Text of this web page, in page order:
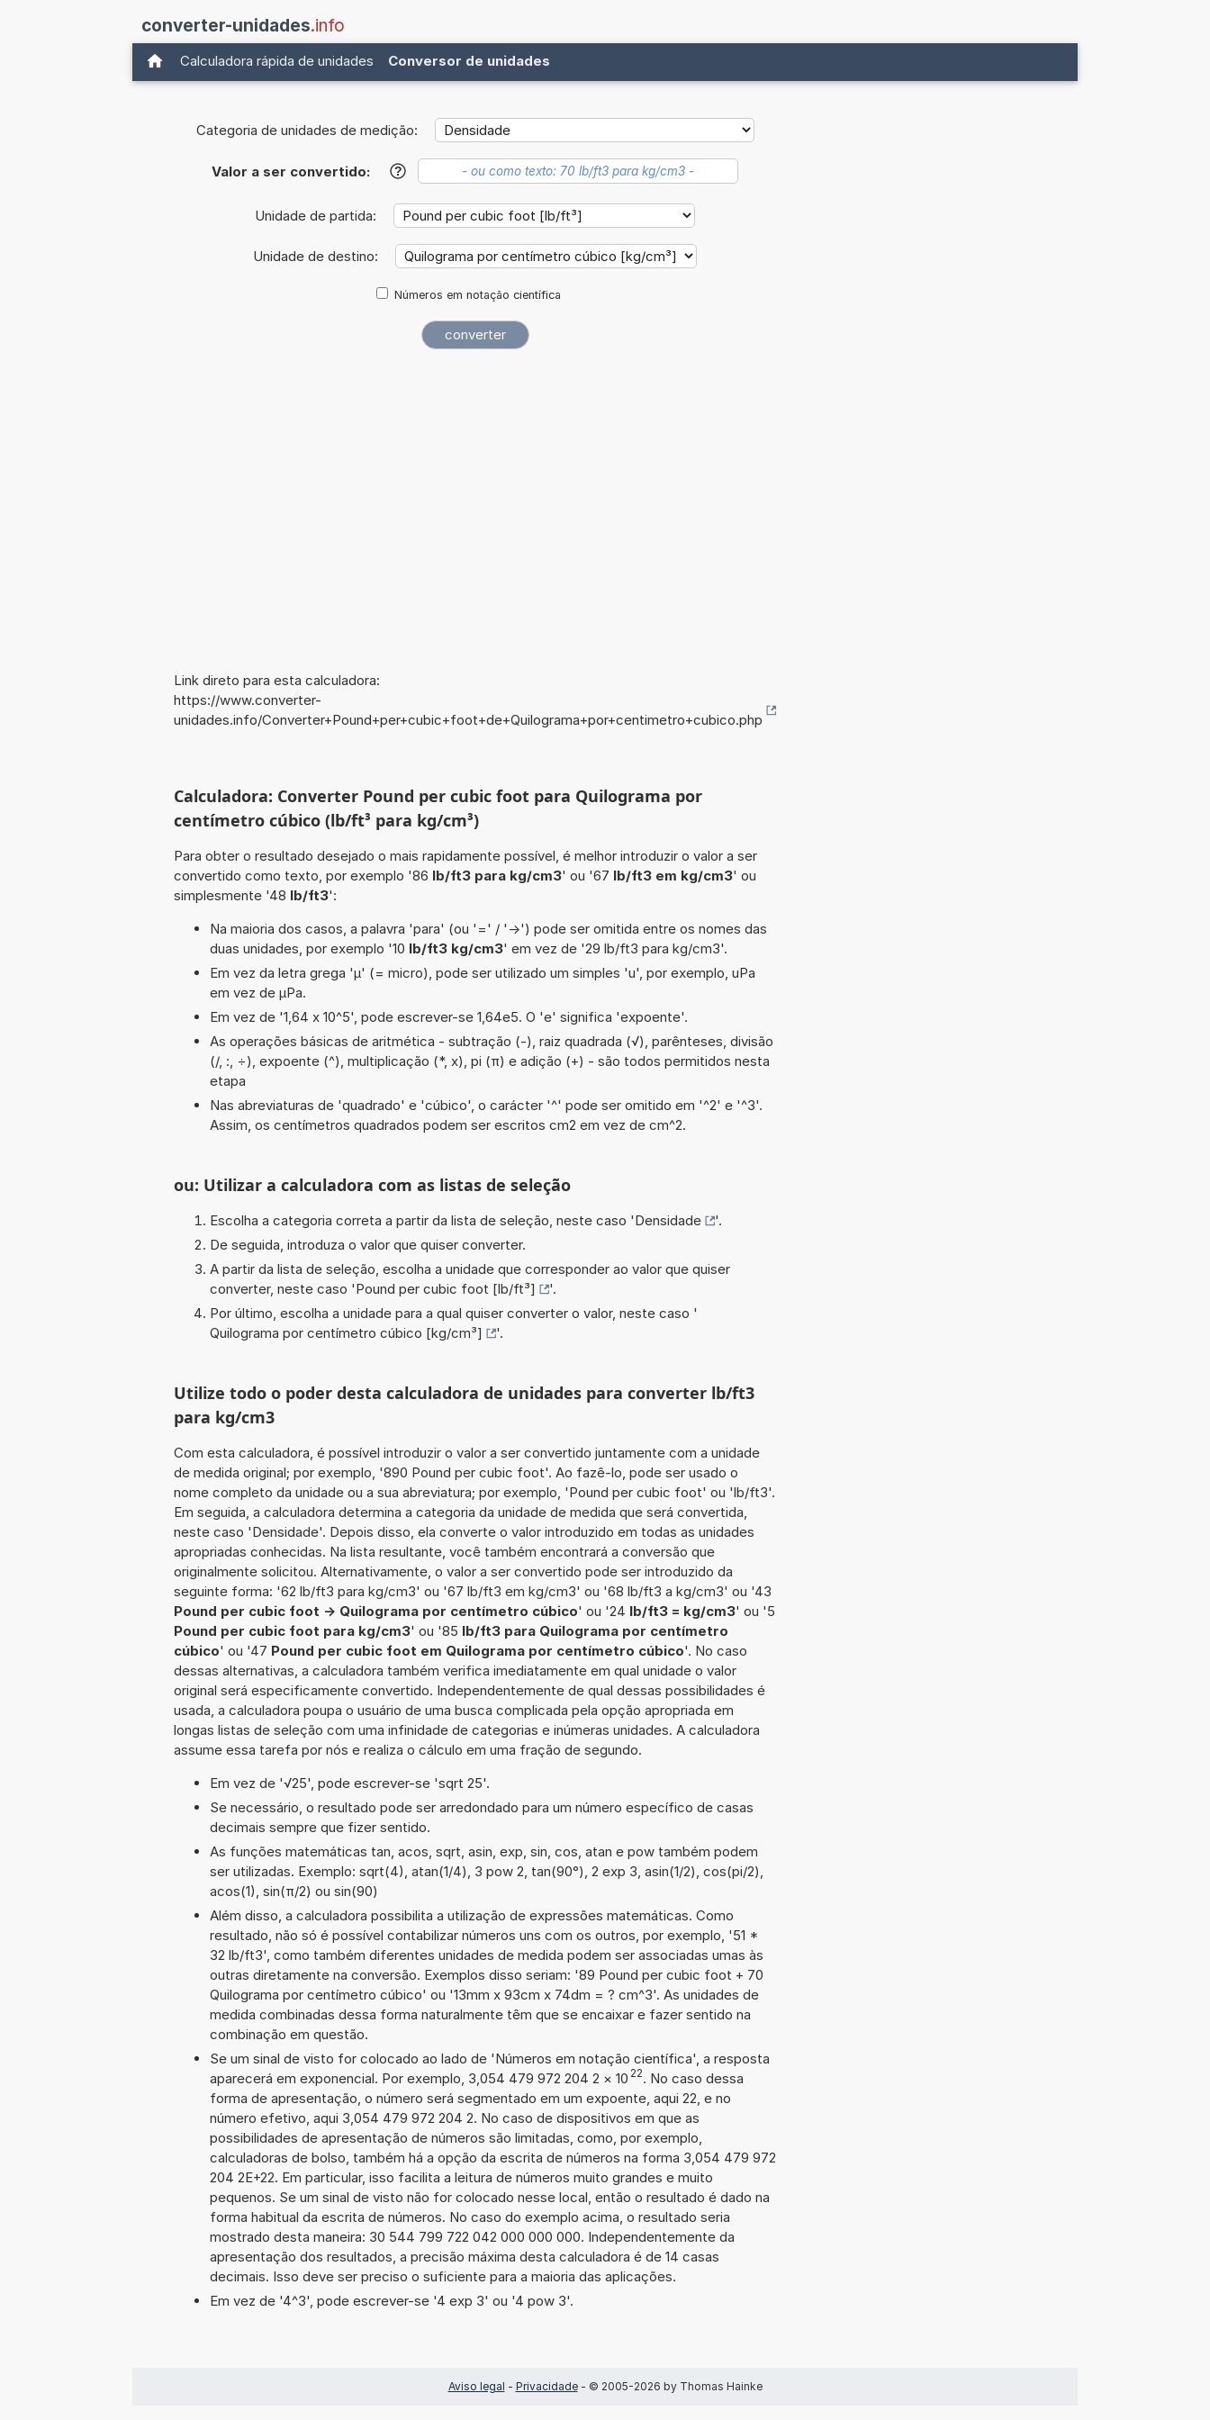
converter-unidades.info
Calculadora rápida de unidades Conversor de unidades
Categoria de unidades de medição:
Valor a ser convertido: ?
Unidade de partida:
Unidade de destino:
Números em notação científica
Link direto para esta calculadora:
https://www.converter-
unidades.info/Converter+Pound+per+cubic+foot+de+Quilograma+por+centimetro+cubico.php
Calculadora: Converter Pound per cubic foot para Quilograma por
centímetro cúbico (lb/ft³ para kg/cm³)
Para obter o resultado desejado o mais rapidamente possível, é melhor introduzir o valor a ser
convertido como texto, por exemplo '86 lb/ft3 para kg/cm3' ou '67 lb/ft3 em kg/cm3' ou
simplesmente '48 lb/ft3':
Na maioria dos casos, a palavra 'para' (ou '=' / '->') pode ser omitida entre os nomes das
duas unidades, por exemplo '10 lb/ft3 kg/cm3' em vez de '29 lb/ft3 para kg/cm3'.
Em vez da letra grega 'µ' (= micro), pode ser utilizado um simples 'u', por exemplo, uPa
em vez de µPa.
Em vez de '1,64 x 10^5', pode escrever-se 1,64e5. O 'e' significa 'expoente'.
As operações básicas de aritmética - subtração (-), raiz quadrada (√), parênteses, divisão
(/, :, ÷), expoente (^), multiplicação (*, x), pi (π) e adição (+) - são todos permitidos nesta
etapa
Nas abreviaturas de 'quadrado' e 'cúbico', o carácter '^' pode ser omitido em '^2' e '^3'.
Assim, os centímetros quadrados podem ser escritos cm2 em vez de cm^2.
ou: Utilizar a calculadora com as listas de seleção
Escolha a categoria correta a partir da lista de seleção, neste caso 'Densidade
'.
De seguida, introduza o valor que quiser converter.
A partir da lista de seleção, escolha a unidade que corresponder ao valor que quiser
converter, neste caso 'Pound per cubic foot [lb/ft³]
'.
Por último, escolha a unidade para a qual quiser converter o valor, neste caso '
Quilograma por centímetro cúbico [kg/cm³]
'.
Utilize todo o poder desta calculadora de unidades para converter lb/ft3
para kg/cm3
Com esta calculadora, é possível introduzir o valor a ser convertido juntamente com a unidade
de medida original; por exemplo, '890 Pound per cubic foot'. Ao fazê-lo, pode ser usado o
nome completo da unidade ou a sua abreviatura; por exemplo, 'Pound per cubic foot' ou 'lb/ft3'.
Em seguida, a calculadora determina a categoria da unidade de medida que será convertida,
neste caso 'Densidade'. Depois disso, ela converte o valor introduzido em todas as unidades
apropriadas conhecidas. Na lista resultante, você também encontrará a conversão que
originalmente solicitou. Alternativamente, o valor a ser convertido pode ser introduzido da
seguinte forma: '62 lb/ft3 para kg/cm3' ou '67 lb/ft3 em kg/cm3' ou '68 lb/ft3 a kg/cm3' ou '43
Pound per cubic foot -> Quilograma por centímetro cúbico' ou '24 lb/ft3 = kg/cm3' ou '5
Pound per cubic foot para kg/cm3' ou '85 lb/ft3 para Quilograma por centímetro
cúbico' ou '47 Pound per cubic foot em Quilograma por centímetro cúbico'. No caso
dessas alternativas, a calculadora também verifica imediatamente em qual unidade o valor
original será especificamente convertido. Independentemente de qual dessas possibilidades é
usada, a calculadora poupa o usuário de uma busca complicada pela opção apropriada em
longas listas de seleção com uma infinidade de categorias e inúmeras unidades. A calculadora
assume essa tarefa por nós e realiza o cálculo em uma fração de segundo.
Em vez de '√25', pode escrever-se 'sqrt 25'.
Se necessário, o resultado pode ser arredondado para um número específico de casas
decimais sempre que fizer sentido.
As funções matemáticas tan, acos, sqrt, asin, exp, sin, cos, atan e pow também podem
ser utilizadas. Exemplo: sqrt(4), atan(1/4), 3 pow 2, tan(90°), 2 exp 3, asin(1/2), cos(pi/2),
acos(1), sin(π/2) ou sin(90)
Além disso, a calculadora possibilita a utilização de expressões matemáticas. Como
resultado, não só é possível contabilizar números uns com os outros, por exemplo, '51 *
32 lb/ft3', como também diferentes unidades de medida podem ser associadas umas às
outras diretamente na conversão. Exemplos disso seriam: '89 Pound per cubic foot + 70
Quilograma por centímetro cúbico' ou '13mm x 93cm x 74dm = ? cm^3'. As unidades de
medida combinadas dessa forma naturalmente têm que se encaixar e fazer sentido na
combinação em questão.
Se um sinal de visto for colocado ao lado de 'Números em notação científica', a resposta
aparecerá em exponencial. Por exemplo, 3,054 479 972 204 2 × 10 22. No caso dessa
forma de apresentação, o número será segmentado em um expoente, aqui 22, e no
número efetivo, aqui 3,054 479 972 204 2. No caso de dispositivos em que as
possibilidades de apresentação de números são limitadas, como, por exemplo,
calculadoras de bolso, também há a opção da escrita de números na forma 3,054 479 972
204 2E+22. Em particular, isso facilita a leitura de números muito grandes e muito
pequenos. Se um sinal de visto não for colocado nesse local, então o resultado é dado na
forma habitual da escrita de números. No caso do exemplo acima, o resultado seria
mostrado desta maneira: 30 544 799 722 042 000 000 000. Independentemente da
apresentação dos resultados, a precisão máxima desta calculadora é de 14 casas
decimais. Isso deve ser preciso o suficiente para a maioria das aplicações.
Em vez de '4^3', pode escrever-se '4 exp 3' ou '4 pow 3'.
Aviso legal - Privacidade- © 2005-2026 by Thomas Hainke